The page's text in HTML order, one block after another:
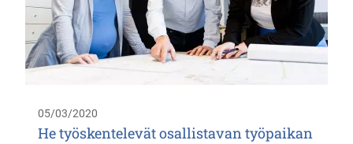
05/03/2020
He työskentelevät osallistavan työpaikan